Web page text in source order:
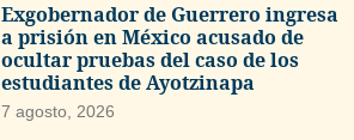
Exgobernador de Guerrero ingresa
a prisión en México acusado de
ocultar pruebas del caso de los
estudiantes de Ayotzinapa
7 agosto, 2026